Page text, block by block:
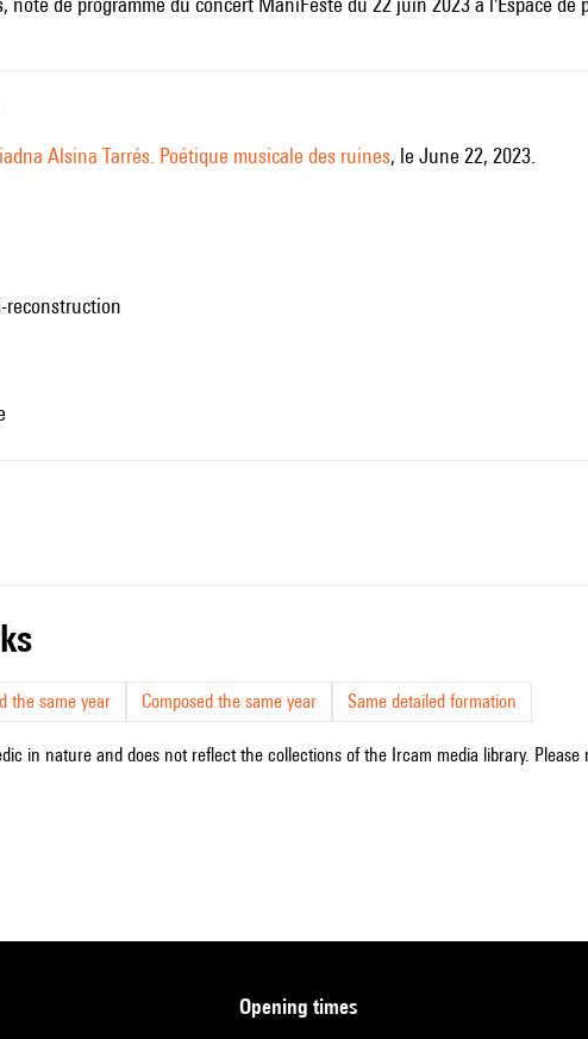
Alsina Tarrés. Poétique musicale des ruines, le June 22, 2023.
the same year Composed the same year Same detailed formation
in nature and does not reflect the collections of the Ircam media library.
opening times